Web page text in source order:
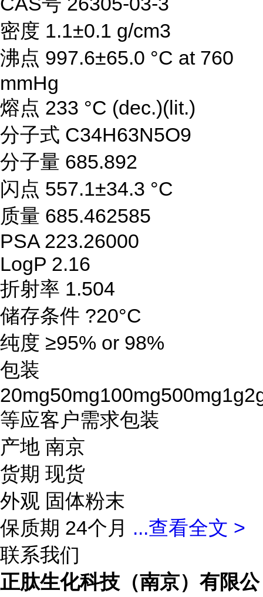
密度 1.1±0.1 g/cm3
沸点 997.6±65.0 °C at 760
mmHg
熔点 233 °C (dec.)(lit.)
分子式 C34H63N5O9
分子量 685.892
闪点 557.1±34.3 °C
质量 685.462585
PSA 223.26000
LogP 2.16
折射率 1.504
储存条件 ?20°C
纯度 ≥95% or 98%
包装
等应客户需求包装
产地 南京
货期 现货
外观 固体粉末
保质期 24个月 ...查看全文 >
联系我们
正肽生化科技（南京）有限公